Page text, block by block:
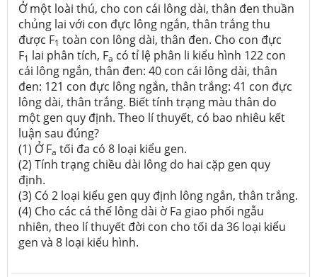
Ở một loài thú, cho con cái lông dài, thân đen thuần
chủng lai với con đực lông ngắn, thân trắng thu
được F1 toàn con lông dài, thân đen. Cho con đực
F1 lai phân tích, Fa có tỉ lệ phân li kiểu hình 122 con
cái lông ngắn, thân đen: 40 con cái lông dài, thân
đen: 121 con đực lông ngắn, thân trắng: 41 con đực
lông dài, thân trắng. Biết tính trạng màu thân do
một gen quy định. Theo lí thuyết, có bao nhiêu kết
luận sau đúng?
(1) Ở Fa tối đa có 8 loại kiểu gen.
(2) Tính trạng chiều dài lông do hai cặp gen quy
định.
(3) Có 2 loại kiểu gen quy định lông ngắn, thân trắng.
(4) Cho các cá thế lông dài ờ Fa giao phối ngẫu
nhiên, theo lí thuyết đời con cho tối da 36 loại kiểu
gen và 8 loại kiểu hình.